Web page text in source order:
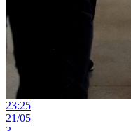
23:25
21/05